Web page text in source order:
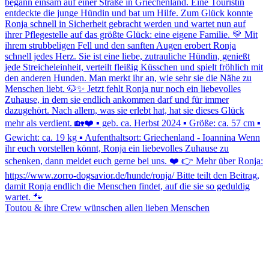
Toutou & ihre Crew wünschen allen lieben Menschen